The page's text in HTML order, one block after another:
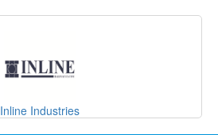
Inline Industries